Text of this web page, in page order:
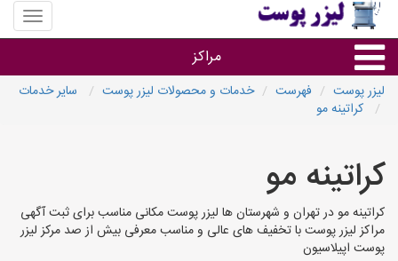
منوی
سایت
پوست
مراکز
لیزر پوست فهرست خدمات و محصولات لیزر پوست
سایر خدمات
کراتینه مو
کراتینه مو
کراتینه مو در تهران و شهرستان ها لیزر پوست مکانی مناسب برای ثبت آگهی
مراکز لیزر پوست با تخفیف های عالی و مناسب معرفی بیش از صد مرکز لیزر
پوست اپیلاسیون